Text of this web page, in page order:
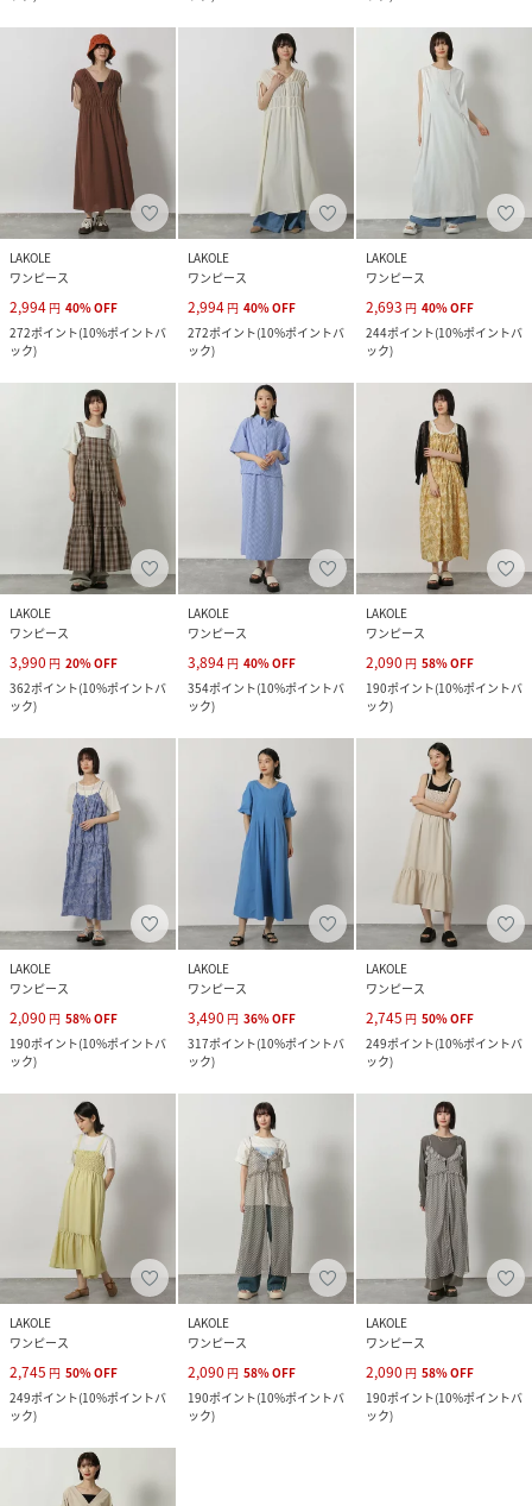
LAKOLE
ワンピース
2,994 円 40%OFF
272ポイント(10%ポイントバ
ック)
LAKOLE
ワンピース
2,994 円 40%OFF
272ポイント(10%ポイントバ
ック)
LAKOLE
ワンピース
2,693 円 40%OFF
244ポイント(10%ポイントバ
ック)
LAKOLE
ワンピース
3,990 円 20%OFF
362ポイント(10%ポイントバ
ック)
LAKOLE
ワンピース
3,894 円 40%OFF
354ポイント(10%ポイントバ
ック)
LAKOLE
ワンピース
2,090 円 58%OFF
190ポイント(10%ポイントバ
ック)
LAKOLE
ワンピース
2,090 円 58%OFF
190ポイント(10%ポイントバ
ック)
LAKOLE
ワンピース
3,490 円 36%OFF
317ポイント(10%ポイントバ
ック)
LAKOLE
ワンピース
2,745 円 50%OFF
249ポイント(10%ポイントバ
ック)
LAKOLE
ワンピース
2,745 円 50%OFF
249ポイント(10%ポイントバ
ック)
LAKOLE
ワンピース
2,090 円 58%OFF
190ポイント(10%ポイントバ
ック)
LAKOLE
ワンピース
2,090 円 58%OFF
190ポイント(10%ポイントバ
ック)